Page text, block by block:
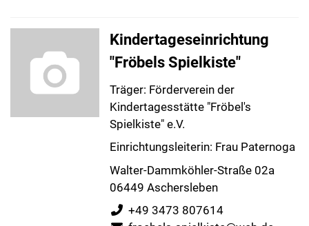
Kindertageseinrichtung
"Fröbels Spielkiste"
Träger: Förderverein der
Kindertagesstätte "Fröbel's
Spielkiste" e.V.
Einrichtungsleiterin: Frau Paternoga
Walter-Dammköhler-Straße 02a
06449 Aschersleben
+49 3473 807614